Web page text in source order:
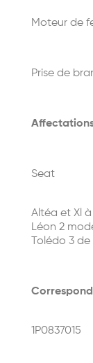
Moteur de
Prise de
Seat
Altéa et Xl
Léon 2
Tolédo 3
1P0837015